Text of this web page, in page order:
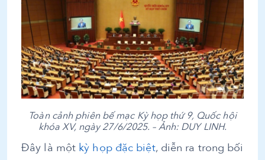
Toàn cảnh phiên bế mạc Kỳ họp thứ 9, Quốc hội
khóa XV, ngày 27/6/2025. – Ảnh: DUY LINH.
Đây là một kỳ họp đặc biệt, diễn ra trong bối